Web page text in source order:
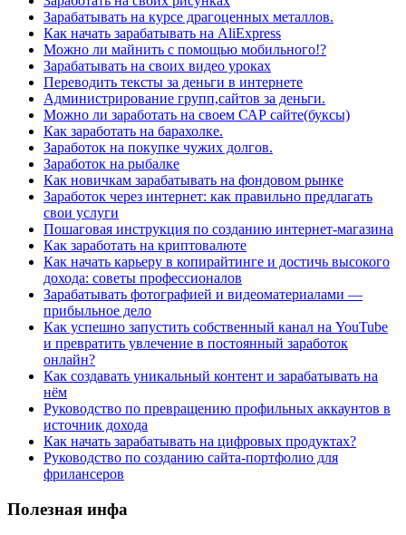
Зарабатывать на курсе драгоценных металлов.
Как начать зарабатывать на AliExpress
Можно ли майнить с помощью мобильного!?
Зарабатывать на своих видео уроках
Переводить тексты за деньги в интернете
Администрирование групп,сайтов за деньги.
Можно ли заработать на своем САР сайте(буксы)
Как заработать на барахолке.
Заработок на покупке чужих долгов.
Заработок на рыбалке
Как новичкам зарабатывать на фондовом рынке
Заработок через интернет: как правильно предлагать
свои услуги
Пошаговая инструкция по созданию интернет-магазина
Как заработать на криптовалюте
Как начать карьеру в копирайтинге и достичь высокого
дохода: советы профессионалов
Зарабатывать фотографией и видеоматериалами —
прибыльное дело
Как успешно запустить собственный канал на YouTube
и превратить увлечение в постоянный заработок
онлайн?
Как создавать уникальный контент и зарабатывать на
нём
Руководство по превращению профильных аккаунтов в
источник дохода
Как начать зарабатывать на цифровых продуктах?
Руководство по созданию сайта-портфолио для
фрилансеров
Полезная инфа